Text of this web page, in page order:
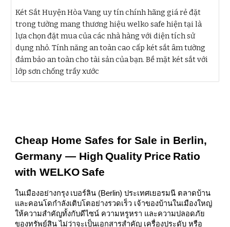
Két Sắt Huyện Hòa Vang uy tín chính hãng giá rẻ đặt
trong tường mang thương hiệu welko safe hiện tại là
lựa chọn đặt mua của các nhà hàng với diện tích sử
dụng nhỏ. Tính năng an toàn cao cấp két sắt âm tường
đảm bảo an toàn cho tài sản của bạn. Bề mặt két sắt với
lớp sơn chống trầy xước
Cheap Home Safes for Sale in Berlin,
Germany — High Quality Price Ratio
with WELKO Safe
ในเมืองอย่างกรุง เบอร์ลิน (Berlin) ประเทศเยอรมนี ตลาดบ้าน
และคอนโดกำลังเติบโตอย่างรวดเร็ว เจ้าของบ้านในเมืองใหญ่
ให้ความสำคัญทั้งกับดีไซน์ ความหรูหรา และความปลอดภัย
ของทรัพย์สิน ไม่ว่าจะเป็นเอกสารสำคัญ เครื่องประดับ หรือ